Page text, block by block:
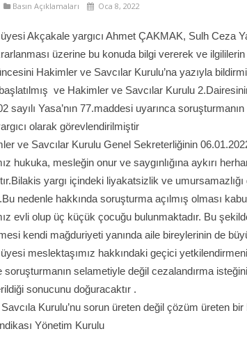
Basın Açıklamaları Oca 8, 2022
Akçakale yargıcı Ahmet ÇAKMAK, Sulh Ceza
üzerine bu konuda bilgi vererek ve
Hakimler ve Savcılar Kurulu’na yazıyla
ve Hakimler ve Savcılar Kurulu
sayılı Yasa’nın 77.maddesi uyarınca
olarak görevlendirilmiştir
ve Savcılar Kurulu Genel Sekreterliğinin
hukuka, mesleğin onur ve saygınlığına aykırı
yargı içindeki liyakatsizlik ve
nedenle hakkında soruşturma açılmış olması
evli olup üç küçük çocuğu bulunmaktadır. Bu
kendi mağduriyeti yanında aile bireylerinin de
meslektaşımız hakkındaki geçici
soruşturmanın selametiyle değil cezalandırma
sonucunu doğuracaktır .
Kurulu’nu sorun üreten değil çözüm üreten
Yönetim Kurulu